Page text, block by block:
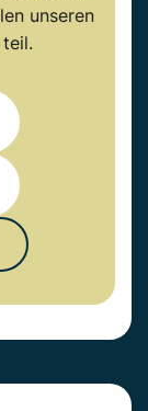
unseren